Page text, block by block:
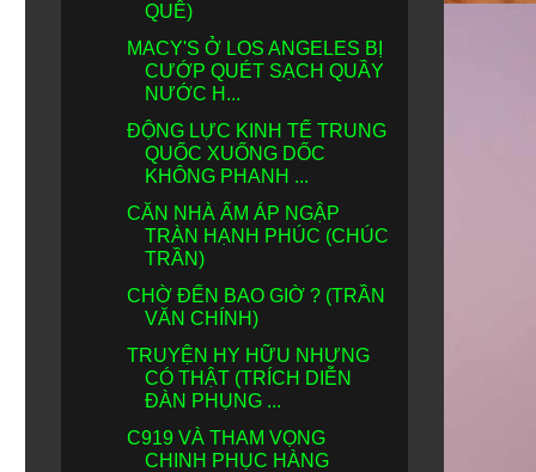
QUÊ)
MACY'S Ở LOS ANGELES BỊ
CƯỚP QUÉT SẠCH QUẦY
NƯỚC H...
ĐỘNG LỰC KINH TẾ TRUNG
QUỐC XUỐNG DỐC
KHÔNG PHANH ...
CĂN NHÀ ẤM ÁP NGẬP
TRÀN HẠNH PHÚC (CHÚC
TRẦN)
CHỜ ĐẾN BAO GIỜ ? (TRẦN
VĂN CHÍNH)
TRUYỆN HY HỮU NHƯNG
CÓ THẬT (TRÍCH DIỄN
ĐÀN PHỤNG ...
C919 VÀ THAM VỌNG
CHINH PHỤC HÀNG